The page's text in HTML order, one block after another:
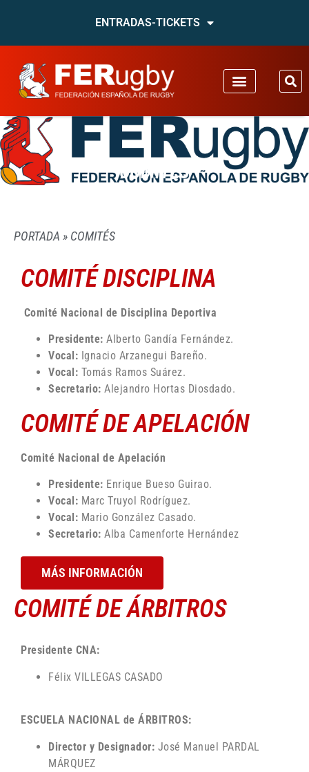
ENTRADAS-TICKETS
COMITÉS
PORTADA » COMITÉS
COMITÉ DISCIPLINA
Comité Nacional de Disciplina Deportiva
Presidente: Alberto Gandía Fernández.
Vocal: Ignacio Arzanegui Bareño.
Vocal: Tomás Ramos Suárez.
Secretario: Alejandro Hortas Diosdado.
COMITÉ DE APELACIÓN
Comité Nacional de Apelación
Presidente: Enrique Bueso Guirao.
Vocal: Marc Truyol Rodríguez.
Vocal: Mario González Casado.
Secretario: Alba Camenforte Hernández
MÁS INFORMACIÓN
COMITÉ DE ÁRBITROS
Presidente CNA:
Félix VILLEGAS CASADO
ESCUELA NACIONAL de ÁRBITROS:
Director y Designador: José Manuel PARDAL
MÁRQUEZ